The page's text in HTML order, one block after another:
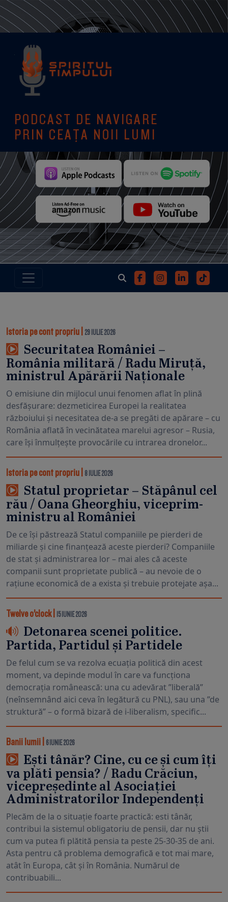
PODCAST DE NAVIGARE
PRIN CEAȚA NOII LUMI
Istoria pe cont propriu 29 IULIE 2026
Securitatea României –
România militară / Radu Miruță,
ministrul Apărării Naționale
O emisiune din mijlocul unui fenomen aflat în plină
desfășurare: dezmeticirea Europei la realitatea
războiului și necesitatea de-a se pregăti de apărare – cu
România aflată în vecinătatea marelui agresor – Rusia,
care își înmulțește provocările cu intrarea dronelor...
Istoria pe cont propriu 8 IULIE 2026
Statul proprietar – Stăpânul cel
rău / Oana Gheorghiu, viceprim-
ministru al României
De ce își păstrează Statul companiile pe pierderi de
miliarde și cine finanțează aceste pierderi? Companiile
de stat și administrarea lor – mai ales că aceste
companii sunt proprietate publică – au nevoie de o
rațiune economică de a exista și trebuie protejate așa...
Twelve o’clock| 15 IUNIE 2026
Detonarea scenei politice.
Partida, Partidul și Partidele
De felul cum se va rezolva ecuația politică din acest
moment, va depinde modul în care va funcționa
democrația românească: una cu adevărat ”liberală”
(neînsemnând aici ceva în legătură cu PNL), sau una ”de
struktură” – o formă bizară de i-liberalism, specific...
Banii lumii 6 IUNIE 2026
Ești tânăr? Cine, cu ce și cum îți
va plăti pensia? / Radu Crăciun,
vicepreședinte al Asociației
Administratorilor Independenți
Plecăm de la o situație foarte practică: esti tânăr,
contribui la sistemul obligatoriu de pensii, dar nu știi
cum va putea fi plătită pensia ta peste 25-30-35 de ani.
Asta pentru că problema demografică e tot mai mare,
atât în Europa, cât și în România. Numărul de
contribuabili...